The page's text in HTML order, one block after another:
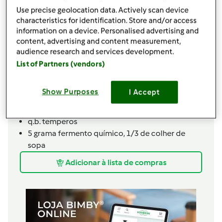
15gramaqueijo parmesão ralado
25gramaleite
1unidadeovo
40gramafarinha de trigo
40gramaamido de milho
sal
q.b.temperos
5 grama fermento químico, 1/3 de colher de
sopa
Adicionar à lista de compras
Use precise geolocation data. Actively scan device
characteristics for identification. Store and/or access
information on a device. Personalised advertising and
content, advertising and content measurement,
audience research and services development.
List of Partners (vendors)
Show Purposes I Accept